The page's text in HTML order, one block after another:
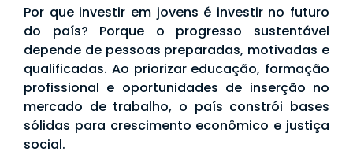
Por que investir em jovens é investir no futuro
do país? Porque o progresso sustentável
depende de pessoas preparadas, motivadas e
qualificadas. Ao priorizar educação, formação
profissional e oportunidades de inserção no
mercado de trabalho, o país constrói bases
sólidas para crescimento econômico e justiça
social.